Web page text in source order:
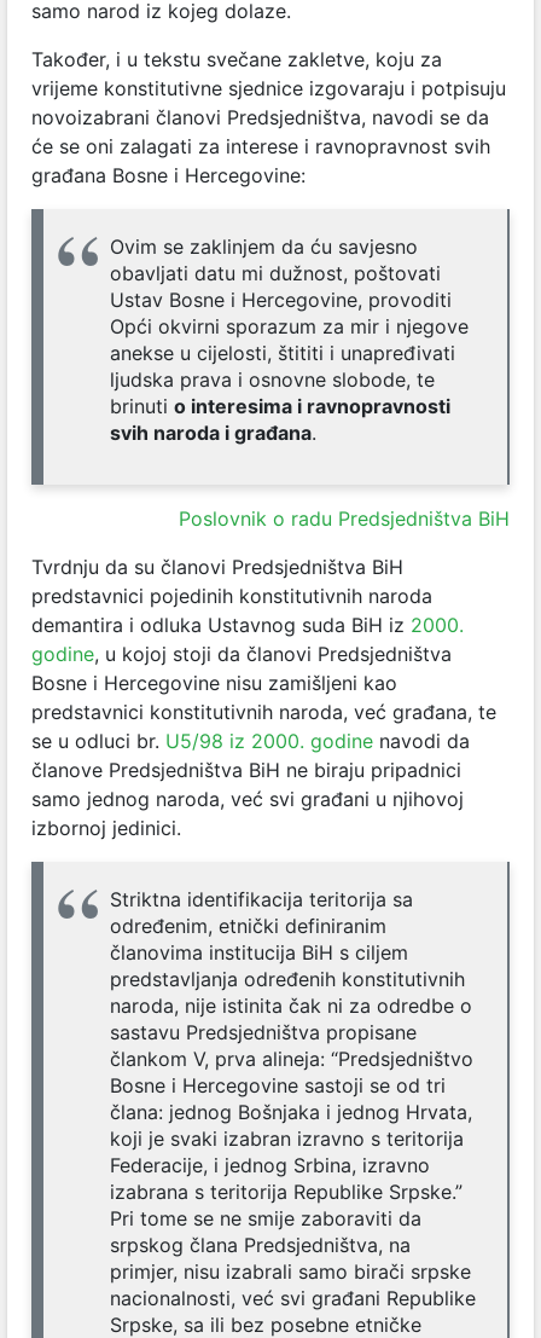
samo narod iz kojeg dolaze.
Također, i u tekstu svečane zakletve, koju za
vrijeme konstitutivne sjednice izgovaraju i potpisuju
novoizabrani članovi Predsjedništva, navodi se da
će se oni zalagati za interese i ravnopravnost svih
građana Bosne i Hercegovine:
Ovim se zaklinjem da ću savjesno
obavljati datu mi dužnost, poštovati
Ustav Bosne i Hercegovine, provoditi
Opći okvirni sporazum za mir i njegove
anekse u cijelosti, štititi i unapređivati
ljudska prava i osnovne slobode, te
brinuti o interesima i ravnopravnosti
svih naroda i građana.
Poslovnik o radu Predsjedništva BiH
Tvrdnju da su članovi Predsjedništva BiH
predstavnici pojedinih konstitutivnih naroda
demantira i odluka Ustavnog suda BiH iz 2000.
godine, u kojoj stoji da članovi Predsjedništva
Bosne i Hercegovine nisu zamišljeni kao
predstavnici konstitutivnih naroda, već građana, te
se u odluci br. U5/98 iz 2000. godine navodi da
članove Predsjedništva BiH ne biraju pripadnici
samo jednog naroda, već svi građani u njihovoj
izbornoj jedinici.
Striktna identifikacija teritorija sa
određenim, etnički definiranim
članovima institucija BiH s ciljem
predstavljanja određenih konstitutivnih
naroda, nije istinita čak ni za odredbe o
sastavu Predsjedništva propisane
člankom V, prva alineja: “Predsjedništvo
Bosne i Hercegovine sastoji se od tri
člana: jednog Bošnjaka i jednog Hrvata,
koji je svaki izabran izravno s teritorija
Federacije, i jednog Srbina, izravno
izabrana s teritorija Republike Srpske.”
Pri tome se ne smije zaboraviti da
srpskog člana Predsjedništva, na
primjer, nisu izabrali samo birači srpske
nacionalnosti, već svi građani Republike
Srpske, sa ili bez posebne etničke